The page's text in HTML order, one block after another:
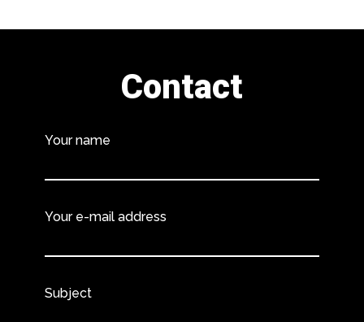
Contact
Your name
Your e-mail address
Subject